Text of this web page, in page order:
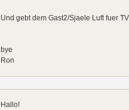
Und gebt dem Gast2/Sjaele Luft fuer
bye
Ron
Hallo!